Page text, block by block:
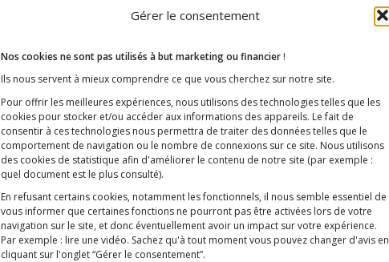
Gérer le consentement
Nos cookies ne sont pas utilisés à but marketing ou financier !
Ils nous servent à mieux comprendre ce que vous cherchez sur notre site.
Pour offrir les meilleures expériences, nous utilisons des technologies telles que les
cookies pour stocker et/ou accéder aux informations des appareils. Le fait de
consentir à ces technologies nous permettra de traiter des données telles que le
comportement de navigation ou le nombre de connexions sur ce site. Nous utilisons
des cookies de statistique afin d'améliorer le contenu de notre site (par exemple :
quel document est le plus consulté).
En refusant certains cookies, notamment les fonctionnels, il nous semble essentiel de
vous informer que certaines fonctions ne pourront pas être activées lors de votre
navigation sur le site, et donc éventuellement avoir un impact sur votre expérience.
Par exemple : lire une vidéo. Sachez qu'à tout moment vous pouvez changer d'avis en
cliquant sur l'onglet “Gérer le consentement”.